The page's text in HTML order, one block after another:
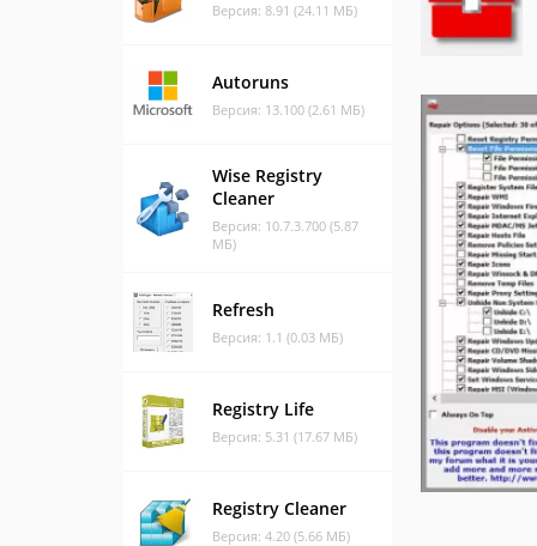
Версия: 8.91 (24.11 МБ)
Autoruns
Версия: 13.100 (2.61 МБ)
Wise Registry
Cleaner
Версия: 10.7.3.700 (5.87
МБ)
Refresh
Версия: 1.1 (0.03 МБ)
Registry Life
Версия: 5.31 (17.67 МБ)
Registry Cleaner
Версия: 4.20 (5.66 МБ)